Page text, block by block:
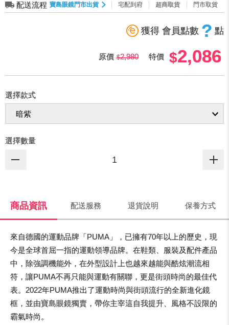
配送流程 寶島眼鏡門市出貨 宅配到府 超商取貨 門市取貨
獲得 會員點數 ? 點
原價 2,980 特價 2,086
選擇款式
選擇數量
商品資訊 配送服務 退貨說明 保養方式
來自德國的運動品牌「PUMA」，已擁有70年以上的歷史，現
今是全球首屈一指的運動領導品牌。在鞋類、服裝及配件產品
中，除強調機能外，在外型設計上也越來越能與酷炫潮流相
符，讓PUMA不再只能與運動有關聯，更是街頭時尚的最佳代
表。2022年PUMA推出了運動時尚與街頭流行的全新進化鏡
框，並由寶島眼鏡獨賣，帶你主宰這自我提升、風格不設限的
霸氣時尚。